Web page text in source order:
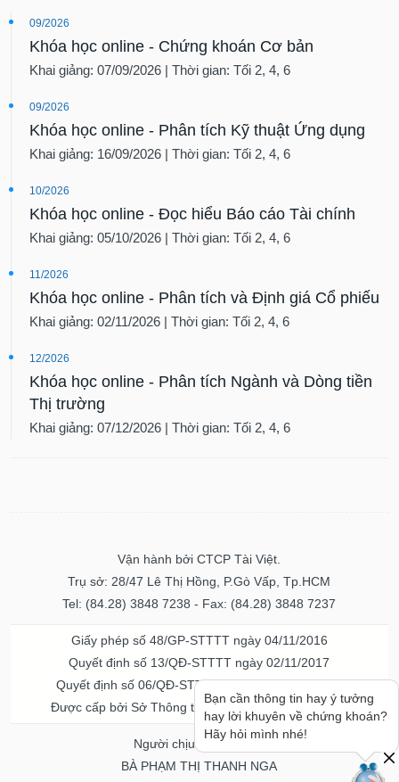
09/2026
Khóa học online - Chứng khoán Cơ bản
Khai giảng: 07/09/2026 | Thời gian: Tối 2, 4, 6
09/2026
Khóa học online - Phân tích Kỹ thuật Ứng dụng
Khai giảng: 16/09/2026 | Thời gian: Tối 2, 4, 6
10/2026
Khóa học online - Đọc hiểu Báo cáo Tài chính
Khai giảng: 05/10/2026 | Thời gian: Tối 2, 4, 6
11/2026
Khóa học online - Phân tích và Định giá Cổ phiếu
Khai giảng: 02/11/2026 | Thời gian: Tối 2, 4, 6
12/2026
Khóa học online - Phân tích Ngành và Dòng tiền
Thị trường
Khai giảng: 07/12/2026 | Thời gian: Tối 2, 4, 6
Vận hành bởi CTCP Tài Việt.
Trụ sở: 28/47 Lê Thị Hồng, P.Gò Vấp, Tp.HCM
Tel: (84.28) 3848 7238 - Fax: (84.28) 3848 7237
Giấy phép số 48/GP-STTTT ngày 04/11/2016
Quyết định số 13/QĐ-STTTT ngày 02/11/2017
Quyết định số 06/QĐ-STTTT-ICP ngày 20/07/2023
Được cấp bởi Sở Thông tin và Truyền thông TPHCM
Người chịu trách nhiệm
BÀ PHẠM THỊ THANH NGA
Bạn cần thông tin hay ý tưởng
hay lời khuyên về chứng khoán?
Hãy hỏi mình nhé!